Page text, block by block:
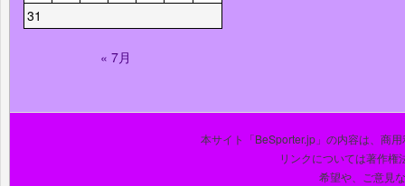
31
« 7月
本サイト「BeSporter.jp」の内容は、商
リンクについては著作権
希望や、ご意見